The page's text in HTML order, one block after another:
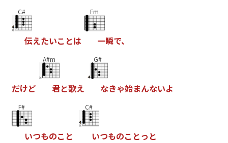
C#
伝えたいこ とは
Fm
一瞬で、
だけど
A#m
君と歌え
G#
なきゃ始まんないよ
F#
いつものこ と
C#
いつものこ とっ と